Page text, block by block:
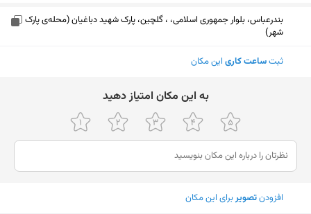
بندرعباس، بلوار جمهوری اسلامی، ، گلچین، پارک شهید دباغیان (محله‌ی پارک
شهر)
ثبتساعت کاری این مکان
ﺑﻪ اﯾﻦ ﻣﮑﺎن اﻣﺘﯿﺎز دﻫﯿﺪ
افزودنتصویربرای این مکان